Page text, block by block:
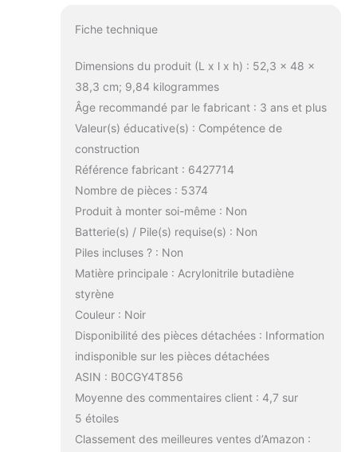
Fiche technique
Dimensions du produit (L x l x h) : 52,3 x 48 x
38,3 cm; 9,84 kilogrammes
Âge recommandé par le fabricant : 3 ans et plus
Valeur(s) éducative(s) : Compétence de
construction
Référence fabricant : 6427714
Nombre de pièces : 5374
Produit à monter soi-même : Non
Batterie(s) / Pile(s) requise(s) : Non
Piles incluses ? : Non
Matière principale : Acrylonitrile butadiène
styrène
Couleur : Noir
Disponibilité des pièces détachées : Information
indisponible sur les pièces détachées
ASIN : B0CGY4T856
Moyenne des commentaires client : 4,7 sur
5 étoiles
Classement des meilleures ventes d’Amazon :